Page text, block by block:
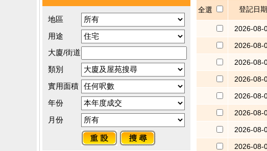
地區
用途
大廈/街道
類別
實用面積
年份
月份
全選 登記日期
2026-08-
2026-08-
2026-08-
2026-08-
2026-08-
2026-08-
2026-08-
2026-08-